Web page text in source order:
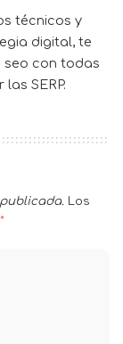
técnicos y
digital, te
seo con todas
SERP.
Los
*